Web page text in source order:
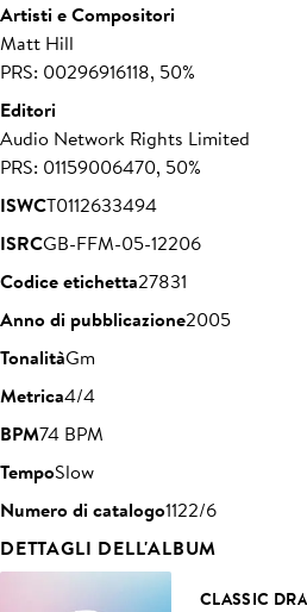
Artisti e Compositori
Matt Hill
PRS: 00296916118, 50%
Editori
Audio Network Rights Limited
PRS: 01159006470, 50%
ISWCT0112633494
ISRCGB-FFM-05-12206
Codice etichetta27831
Anno di pubblicazione2005
TonalitàGm
Metrica4/4
BPM74 BPM
TempoSlow
Numero di catalogo1122/6
DETTAGLI DELL'ALBUM
CLASSIC